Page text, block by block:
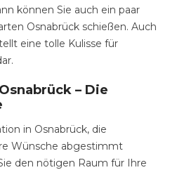
können Sie auch ein paar
Osnabrück schießen. Auch
eine tolle Kulisse für
– Die
in Osnabrück, die
Wünsche abgestimmt
den nötigen Raum für Ihre